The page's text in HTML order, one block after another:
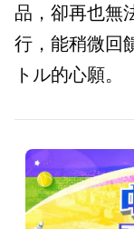
品，卻再也無
行，能稍微回
トル的心願。